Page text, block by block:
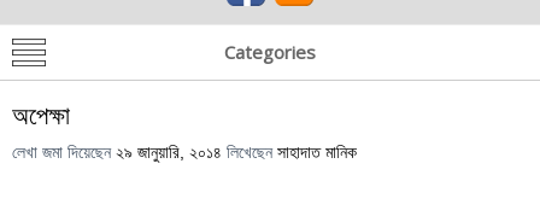
Categories
অপেক্ষা
লেখা জমা দিয়েছেন ২৯ জানুয়ারি, ২০১৪ লিখেছেন সাহাদাত মানিক